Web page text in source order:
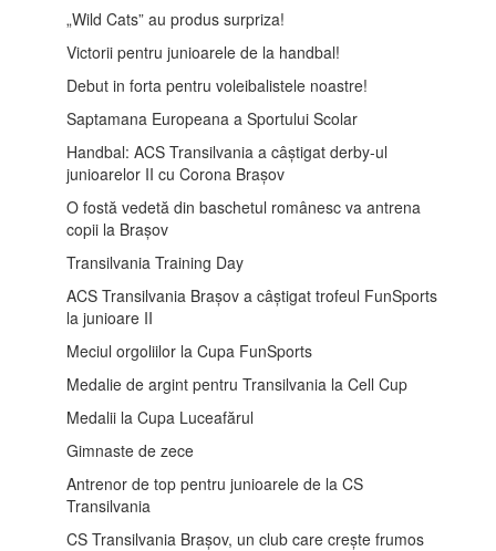
„Wild Cats” au produs surpriza!
Victorii pentru junioarele de la handbal!
Debut in forta pentru voleibalistele noastre!
Saptamana Europeana a Sportului Scolar
Handbal: ACS Transilvania a câștigat derby-ul
junioarelor II cu Corona Brașov
O fostă vedetă din baschetul românesc va antrena
copii la Brașov
Transilvania Training Day
ACS Transilvania Brașov a câștigat trofeul FunSports
la junioare II
Meciul orgoliilor la Cupa FunSports
Medalie de argint pentru Transilvania la Cell Cup
Medalii la Cupa Luceafărul
Gimnaste de zece
Antrenor de top pentru junioarele de la CS
Transilvania
CS Transilvania Brașov, un club care crește frumos